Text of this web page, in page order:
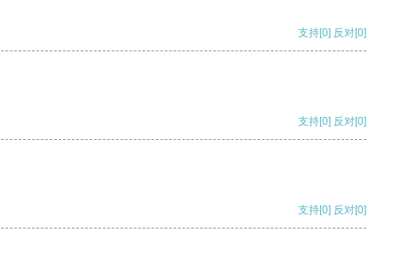
支持[0] 反对[0]
支持[0] 反对[0]
支持[0] 反对[0]